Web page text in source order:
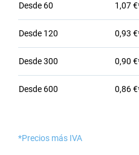
Desde 60 1,07
Desde 120 0,93
Desde300 0,90
Desde 600 0,86
*Precios más IVA